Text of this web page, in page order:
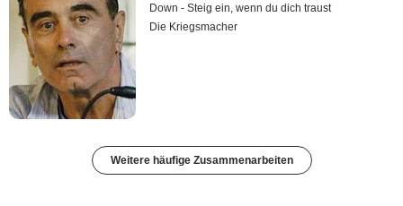
Down - Steig ein, wenn du dich traust
Die Kriegsmacher
Weitere häufige Zusammenarbeiten